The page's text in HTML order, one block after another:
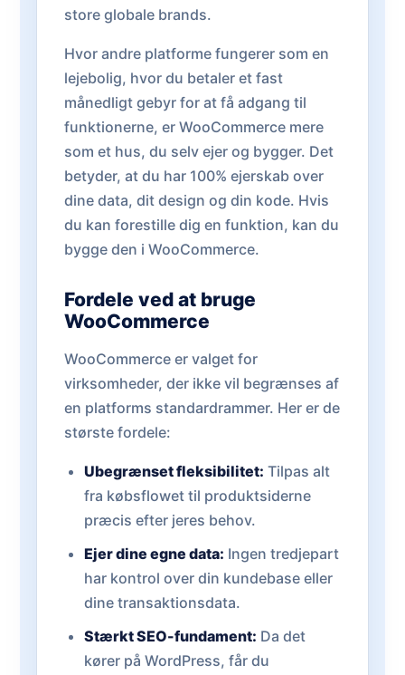
store globale brands.
Hvor andre platforme fungerer som en
lejebolig, hvor du betaler et fast
månedligt gebyr for at få adgang til
funktionerne, er WooCommerce mere
som et hus, du selv ejer og bygger. Det
betyder, at du har 100% ejerskab over
dine data, dit design og din kode. Hvis
du kan forestille dig en funktion, kan du
bygge den i WooCommerce.
Fordele ved at bruge
WooCommerce
WooCommerce er valget for
virksomheder, der ikke vil begrænses af
en platforms standardrammer. Her er de
største fordele:
Ubegrænset fleksibilitet: Tilpas alt
fra købsflowet til produktsiderne
præcis efter jeres behov.
Ejer dine egne data: Ingen tredjepart
har kontrol over din kundebase eller
dine transaktionsdata.
Stærkt SEO-fundament: Da det
kører på WordPress, får du